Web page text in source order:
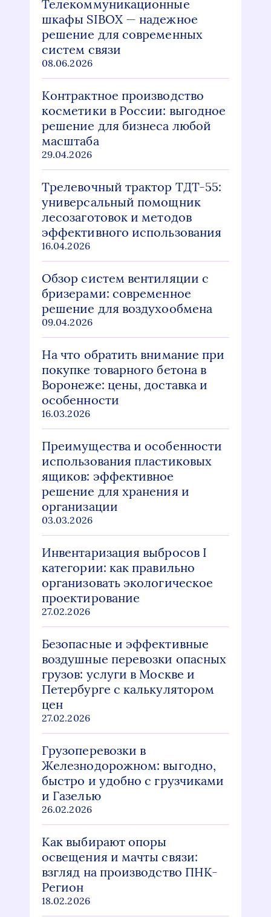
Телекоммуникационные
шкафы SIBOX — надежное
решение для современных
систем связи
08.06.2026
Контрактное производство
косметики в России: выгодное
решение для бизнеса любой
масштаба
29.04.2026
Трелевочный трактор ТДТ-55:
универсальный помощник
лесозаготовок и методов
эффективного использования
16.04.2026
Обзор систем вентиляции с
бризерами: современное
решение для воздухообмена
09.04.2026
На что обратить внимание при
покупке товарного бетона в
Воронеже: цены, доставка и
особенности
16.03.2026
Преимущества и особенности
использования пластиковых
ящиков: эффективное
решение для хранения и
организации
03.03.2026
Инвентаризация выбросов I
категории: как правильно
организовать экологическое
проектирование
27.02.2026
Безопасные и эффективные
воздушные перевозки опасных
грузов: услуги в Москве и
Петербурге с калькулятором
цен
27.02.2026
Грузоперевозки в
Железнодорожном: выгодно,
быстро и удобно с грузчиками
и Газелью
26.02.2026
Как выбирают опоры
освещения и мачты связи:
взгляд на производство ПНК-
Регион
18.02.2026